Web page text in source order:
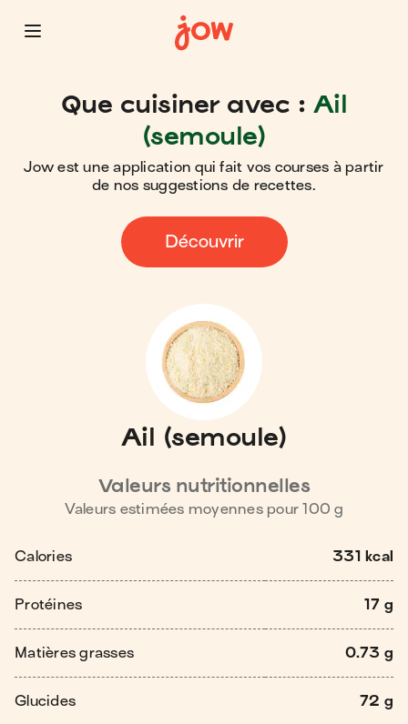
Que cuisiner avec : Ail
(semoule)
Jow est une application qui fait vos courses à partir
de nos suggestions de recettes.
Découvrir
Ail (semoule)
Valeurs nutritionnelles
Valeurs estimées moyennes pour 100 g
Calories 331 kcal
Protéines 17 g
Matières grasses 0.73 g
Glucides 72 g